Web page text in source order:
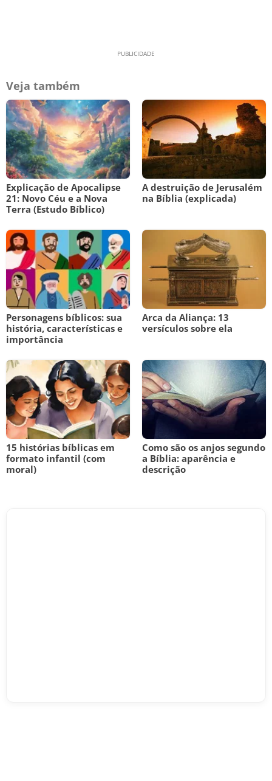
Veja também
Explicação de Apocalipse
21: Novo Céu e a Nova
Terra (Estudo Bíblico)
A destruição de Jerusalém
na Bíblia (explicada)
Personagens bíblicos: sua
história, características e
importância
Arca da Aliança: 13
versículos sobre ela
15 histórias bíblicas em
formato infantil (com
moral)
Como são os anjos segundo
a Bíblia: aparência e
descrição